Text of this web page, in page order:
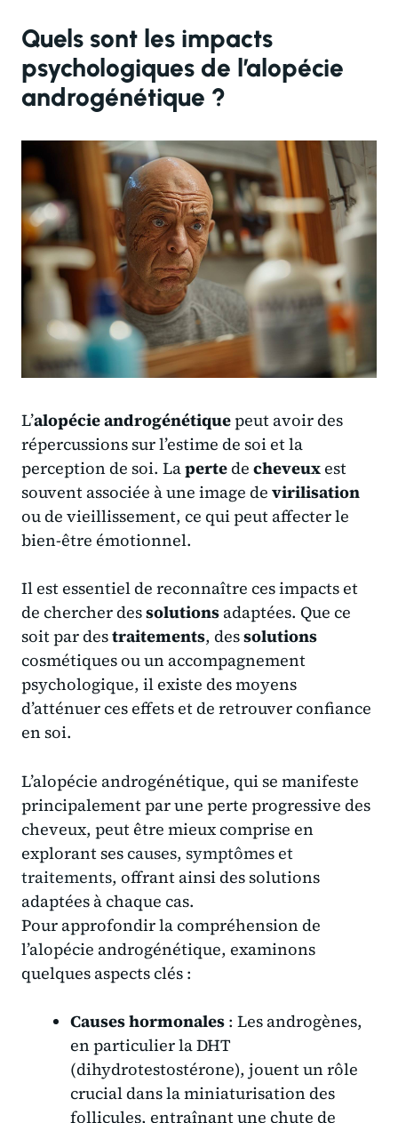
Quels sont les impacts
psychologiques de l’alopécie
androgénétique ?
L’alopécie androgénétiquepeut avoir des
répercussions sur l’estime de soi et la
perception de soi. Lapertede cheveuxest
souvent associée à une image de virilisation
ou de vieillissement, ce qui peut affecter le
bien-être émotionnel.
Il est essentiel de reconnaître ces impacts et
de chercher dessolutions adaptées. Que ce
soit par destraitements, dessolutions
cosmétiques ou un accompagnement
psychologique, il existe des moyens
d’atténuer ces effets et de retrouver confiance
en soi.
L’alopécie androgénétique, qui se manifeste
principalement par une perte progressive des
cheveux, peut être mieux comprise en
explorant sescauses, symptômes et
traitements, offrant ainsi des solutions
adaptées à chaque cas.
Pour approfondir la compréhension de
l’alopécie androgénétique, examinons
quelques aspects clés :
Causes hormonales: Les androgènes,
en particulier la DHT
(dihydrotestostérone), jouent un rôle
crucial dans la miniaturisation des
follicules, entraînant une chute de